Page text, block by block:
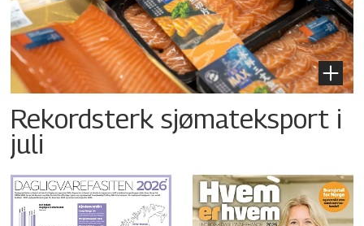
Rekordsterk sjømateksport i
juli